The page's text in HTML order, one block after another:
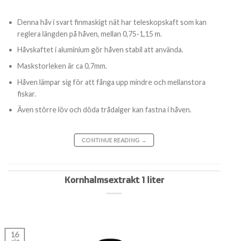
Denna håv i svart finmaskigt nät har teleskopskaft som kan
reglera längden på håven, mellan 0,75-1,15 m.
Håvskaftet i aluminium gör håven stabil att använda.
Maskstorleken är ca 0,7mm.
Håven lämpar sig för att fånga upp mindre och mellanstora
fiskar.
Även större löv och döda trådalger kan fastna i håven.
CONTINUE READING →
Kornhalmsextrakt 1 liter
16